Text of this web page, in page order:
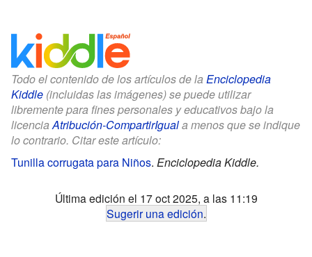
Todo el contenido de los artículos de la Enciclopedia
Kiddle (incluidas las imágenes) se puede utilizar
libremente para fines personales y educativos bajo la
licenciaAtribución-CompartirIguala menos que se indique
lo contrario. Citar este artículo:
Tunilla corrugata para Niños. Enciclopedia Kiddle.
Última edición el 17 oct 2025, a las 11:19
Sugerir una edición.